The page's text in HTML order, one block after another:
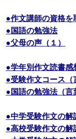
●作文講師の資格を
●国語の勉強法
●父母の声（１）
●学年別作文読書感
●受験作文コース（
●国語の勉強法（言
●中学受験作文の解
●高校受験作文の解